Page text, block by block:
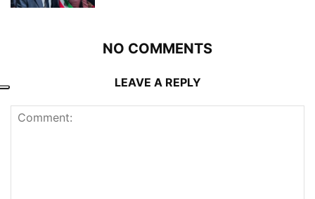
NO COMMENTS
LEAVE A REPLY